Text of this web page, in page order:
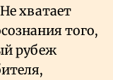
хватает
того,
рубеж